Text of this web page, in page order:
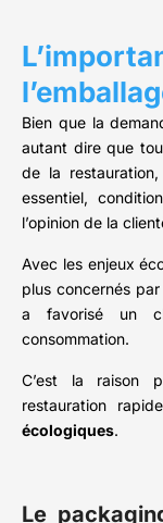
Bien que la
autant dire que
de la
essentiel,
l’opinion de la
Avec les enjeux
plus concernés
a favorisé un
consommation.
C’est la raison
restauration
écologiques.
Le